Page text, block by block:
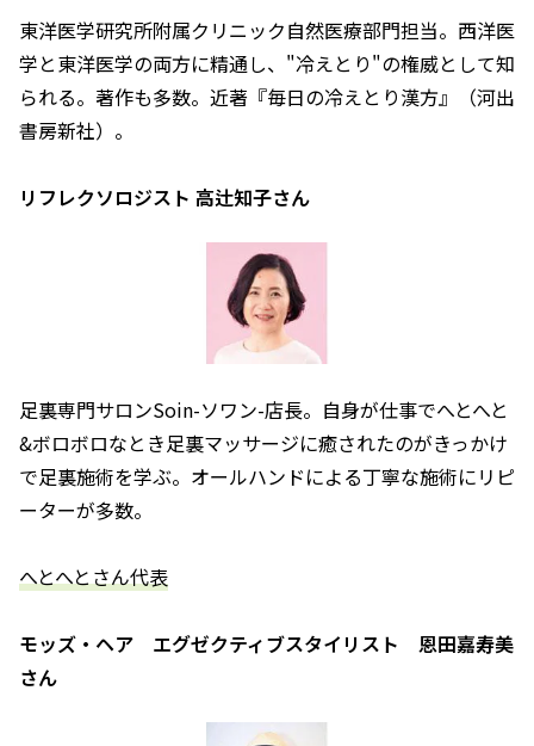
東洋医学研究所附属クリニック自然医療部門担当。西洋医
学と東洋医学の両方に精通し、"冷えとり"の権威として知
られる。著作も多数。近著『毎日の冷えとり漢方』（河出
書房新社）。
リフレクソロジスト 高辻知子さん
足裏専門サロンSoin-ソワン-店長。自身が仕事でへとへと
&ボロボロなとき足裏マッサージに癒されたのがきっかけ
で足裏施術を学ぶ。オールハンドによる丁寧な施術にリピ
ーターが多数。
――へとへとさん代表――
モッズ・ヘア エグゼクティブスタイリスト 恩田嘉寿美
さん